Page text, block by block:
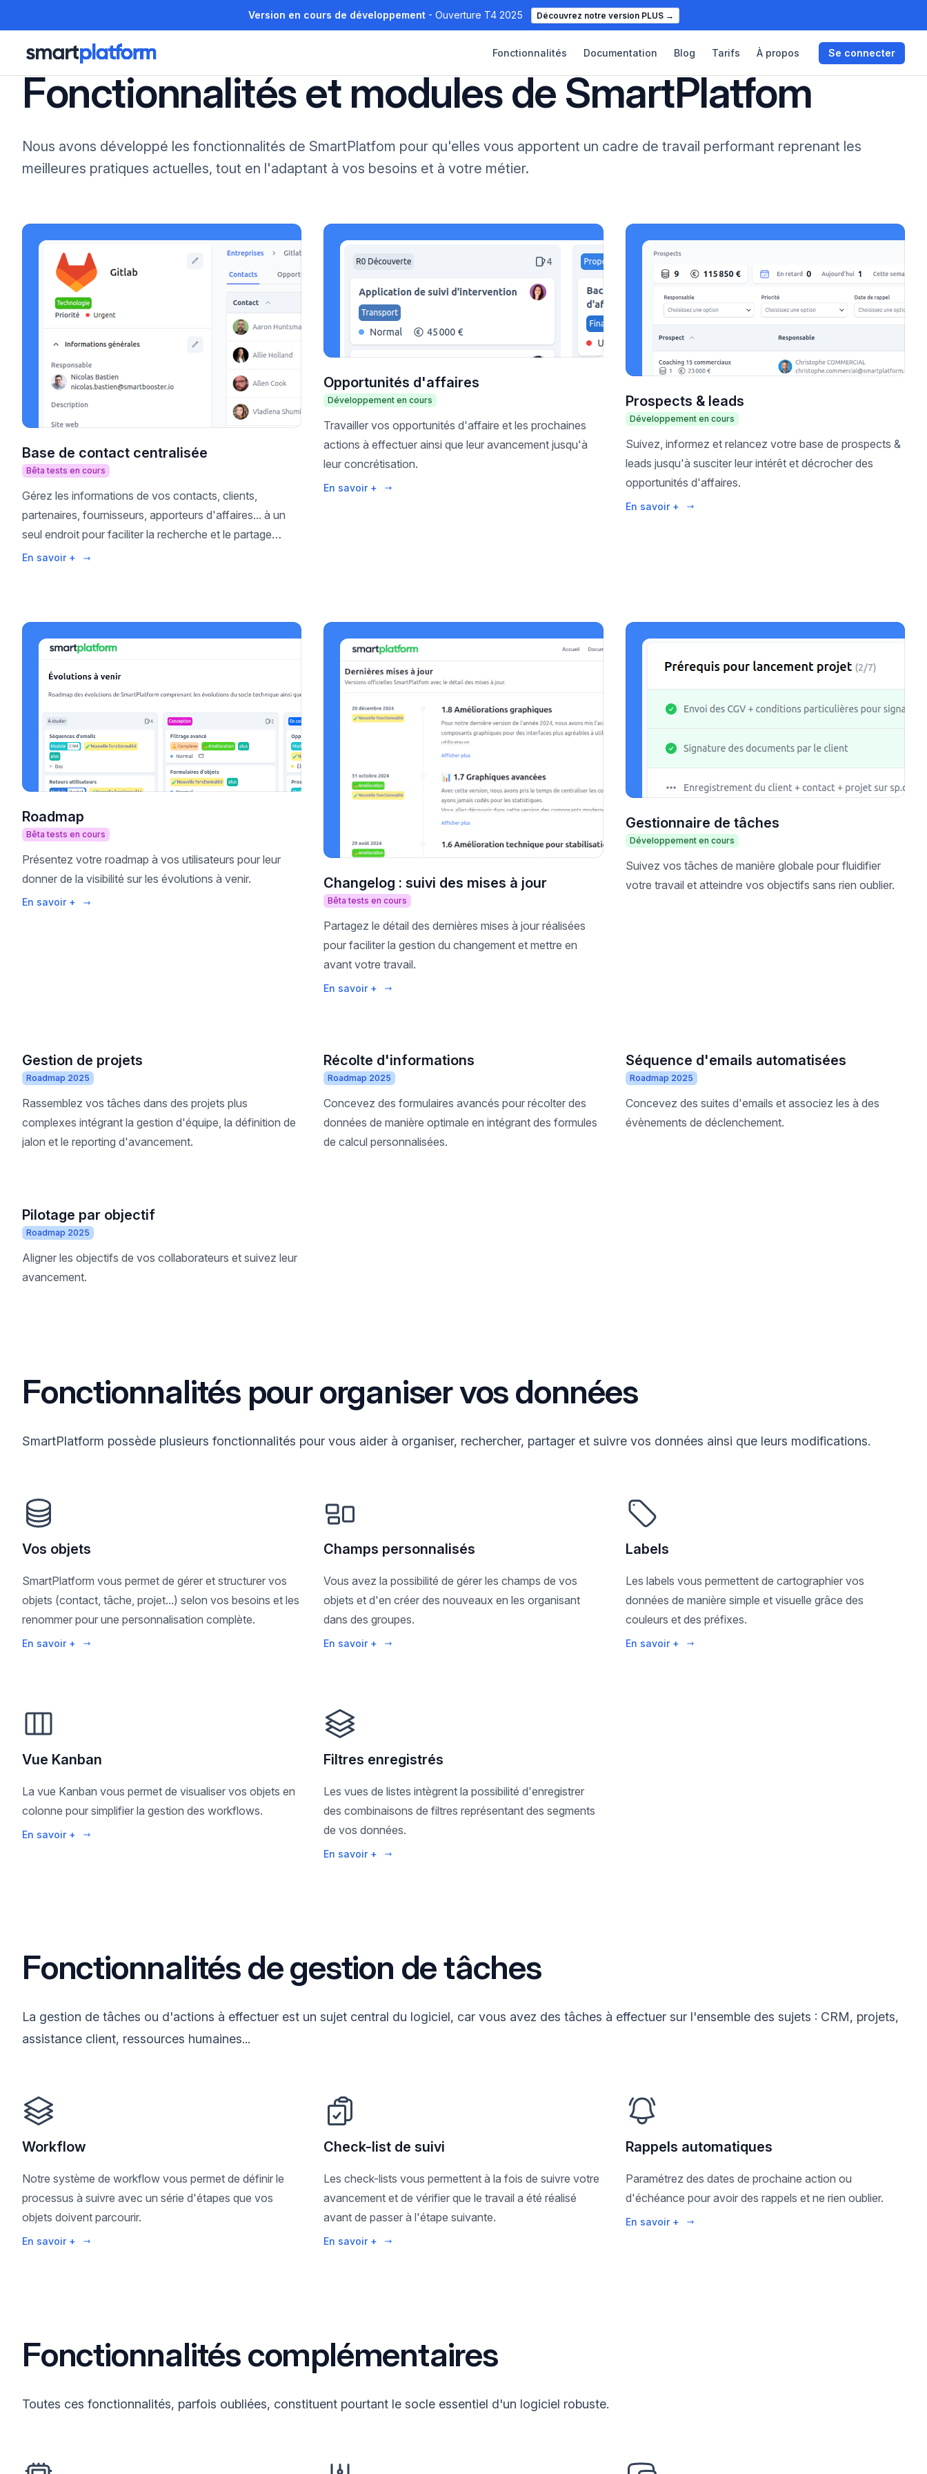
Version en cours de développement- Ouverture T4 2025 Découvrez notre version PLUS →
Fonctionnalités Documentation Blog Tarifs À propos Se connecter
Fonctionnalités et modules de SmartPlatfom
Nous avons développé les fonctionnalités de SmartPlatfom pour qu'elles vous apportent un cadre de travail performant reprenant les
meilleures pratiques actuelles, tout en l'adaptant à vos besoins et à votre métier.
Base de contact centralisée
Bêta tests en cours
Gérez les informations de vos contacts, clients,
partenaires, fournisseurs, apporteurs d'affaires... à un
seul endroit pour faciliter la recherche et le partage
d'informations.
En savoir +
Opportunités d'affaires
Développement en cours
Travailler vos opportunités d'affaire et les prochaines
actions à effectuer ainsi que leur avancement jusqu'à
leur concrétisation.
En savoir +
Prospects & leads
Développement en cours
Suivez, informez et relancez votre base de prospects &
leads jusqu'à susciter leur intérêt et décrocher des
opportunités d'affaires.
En savoir +
Roadmap
Bêta tests en cours
Présentez votre roadmap à vos utilisateurs pour leur
donner de la visibilité sur les évolutions à venir.
En savoir +
Changelog : suivi des mises à jour
Bêta tests en cours
Partagez le détail des dernières mises à jour réalisées
pour faciliter la gestion du changement et mettre en
avant votre travail.
En savoir +
Gestionnaire de tâches
Développement en cours
Suivez vos tâches de manière globale pour fluidifier
votre travail et atteindre vos objectifs sans rien oublier.
Gestion de projets
Roadmap 2025
Rassemblez vos tâches dans des projets plus
complexes intégrant la gestion d'équipe, la définition de
jalon et le reporting d'avancement.
Récolte d'informations
Roadmap 2025
Concevez des formulaires avancés pour récolter des
données de manière optimale en intégrant des formules
de calcul personnalisées.
Séquence d'emails automatisées
Roadmap 2025
Concevez des suites d'emails et associez les à des
évènements de déclenchement.
Pilotage par objectif
Roadmap 2025
Aligner les objectifs de vos collaborateurs et suivez leur
avancement.
Fonctionnalités pour organiser vos données
SmartPlatform possède plusieurs fonctionnalités pour vous aider à organiser, rechercher, partager et suivre vos données ainsi que leurs modifications.
Vos objets
SmartPlatform vous permet de gérer et structurer vos
objets (contact, tâche, projet...) selon vos besoins et les
renommer pour une personnalisation complète.
En savoir +
Champs personnalisés
Vous avez la possibilité de gérer les champs de vos
objets et d'en créer des nouveaux en les organisant
dans des groupes.
En savoir +
Labels
Les labels vous permettent de cartographier vos
données de manière simple et visuelle grâce des
couleurs et des préfixes.
En savoir +
Vue Kanban
La vue Kanban vous permet de visualiser vos objets en
colonne pour simplifier la gestion des workflows.
En savoir +
Filtres enregistrés
Les vues de listes intègrent la possibilité d'enregistrer
des combinaisons de filtres représentant des segments
de vos données.
En savoir +
Fonctionnalités de gestion de tâches
La gestion de tâches ou d'actions à effectuer est un sujet central du logiciel, car vous avez des tâches à effectuer sur l'ensemble des sujets : CRM, projets,
assistance client, ressources humaines...
Workflow
Notre système de workflow vous permet de définir le
processus à suivre avec un série d'étapes que vos
objets doivent parcourir.
En savoir +
Check-list de suivi
Les check-lists vous permettent à la fois de suivre votre
avancement et de vérifier que le travail a été réalisé
avant de passer à l'étape suivante.
En savoir +
Rappels automatiques
Paramétrez des dates de prochaine action ou
d'échéance pour avoir des rappels et ne rien oublier.
En savoir +
Fonctionnalités complémentaires
Toutes ces fonctionnalités, parfois oubliées, constituent pourtant le socle essentiel d'un logiciel robuste.